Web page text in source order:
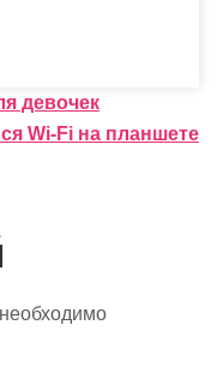
девочек
Wi-Fi на планшете